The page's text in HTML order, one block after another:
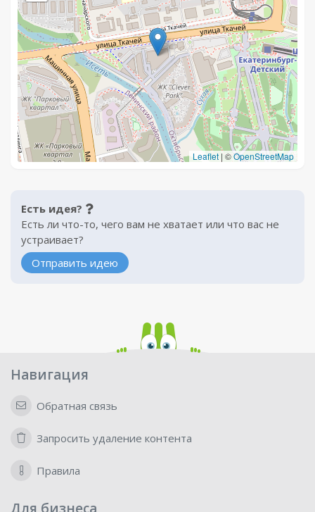
Leaflet | ©OpenStreetMap
Есть идея?
Есть ли что-то, чего вам не хватает или что вас не
устраивает?
Отправить идею
Навигация
Обратная связь
Запросить удаление контента
Правила